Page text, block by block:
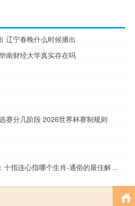
辽宁春晚什么时候播出
南财经大学真实存在吗
赛分几阶段 2026世界杯赛制规则
澳门彩王中王大全资料：十指连心指哪个生肖-通俗的最佳解答-2090.PL.207